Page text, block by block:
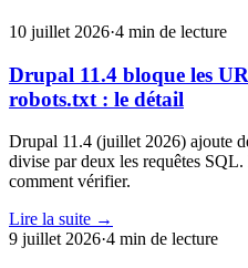
10 juillet 2026·4 min de lecture
Drupal 11.4 bloque les
robots.txt : le détail
Drupal 11.4 (juillet 2026) ajoute
divise par deux les requêtes
comment vérifier.
Lire la suite →
9 juillet 2026·4 min de lecture